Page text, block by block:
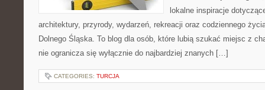
lokalne inspiracje
architektury, przyrody, wydarzeń, rekreacji oraz codziennego
Dolnego Śląska. To blog dla osób, które lubią szukać miejsc z
nie ogranicza się wyłącznie do najbardziej znanych […]
CATEGORIES: TURCJA